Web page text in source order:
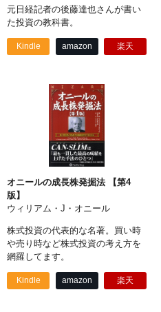
元日経記者の後藤達也さんが書い
た投資の教科書。
Kindle amazon 楽天
オニールの成長株発掘法 【第4
版】
ウィリアム・J・オニール
株式投資の代表的な名著。買い時
や売り時など株式投資の考え方を
網羅してます。
Kindle amazon 楽天